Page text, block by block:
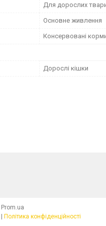
Для дорослих
Основне живлення
Консервовані
Дорослі кішки
Prom.ua
| Політика конфіденційності